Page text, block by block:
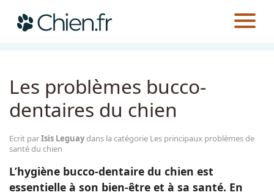
Races
Guides
CHIEN.FR GUIDES
SANTÉ
Les problèmes bucco-
dentaires du chien
Ecrit parIsis Leguaydans la catégorie Les principaux problèmes de
santé du chien
L’hygiène bucco-dentaire du chien est
essentielle à son bien-être et à sa santé. En